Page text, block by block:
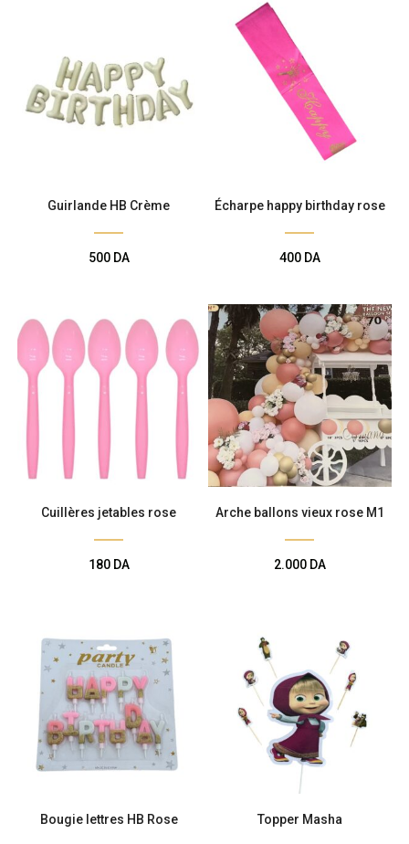
Guirlande HB Crème
500 DA
Écharpe happy birthday rose
400 DA
Cuillères jetables rose
180 DA
Arche ballons vieux rose M1
2.000 DA
Bougie lettres HB Rose Topper Masha